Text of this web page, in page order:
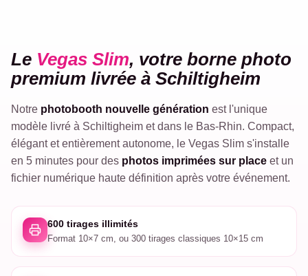
SLIM
Le Vegas Slim, votre borne photo
premium livrée à Schiltigheim
Notre photobooth nouvelle génération est l'unique
modèle livré à Schiltigheim et dans le Bas-Rhin. Compact,
élégant et entièrement autonome, le Vegas Slim s'installe
en 5 minutes pour des photos imprimées sur place et un
fichier numérique haute définition après votre événement.
600 tirages illimités
Format 10×7 cm, ou 300 tirages classiques 10×15 cm